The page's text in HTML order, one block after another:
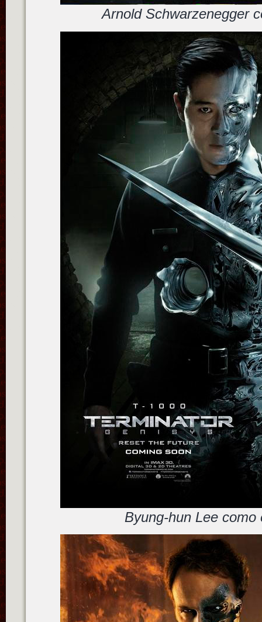
Arnold Schwarzenegger
Byung-hun Lee como